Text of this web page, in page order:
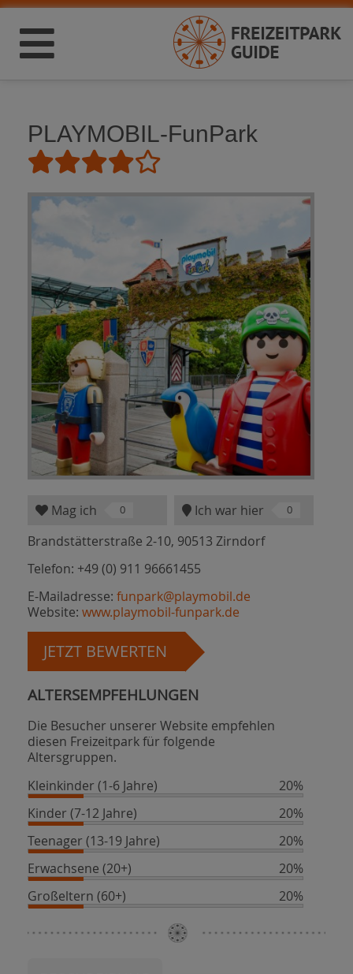
PLAYMOBIL-FunPark
Mag ich 0 Ich war hier 0
Brandstätterstraße 2-10, 90513 Zirndorf
Telefon: +49 (0) 911 96661455
E-Mailadresse: funpark@playmobil.de
Website: www.playmobil-funpark.de
ALTERSEMPFEHLUNGEN
Die Besucher unserer Website empfehlen
diesen Freizeitpark für folgende
Altersgruppen.
Kleinkinder (1-6 Jahre)
20%
Kinder (7-12 Jahre)
20%
Teenager (13-19 Jahre)
20%
Erwachsene (20+)
20%
Großeltern (60+)
20%